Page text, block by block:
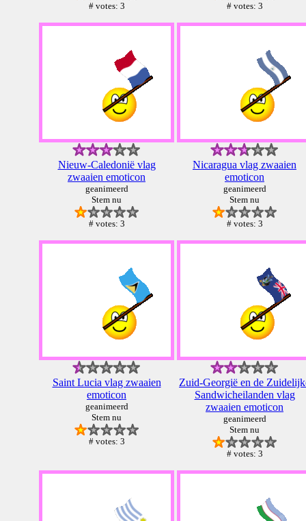
# votes: 3 # votes: 3
Nieuw-Caledonië vlag
zwaaien emoticon
geanimeerd
Stem nu
# votes: 3
Nicaragua vlag zwaaien
emoticon
geanimeerd
Stem nu
# votes: 3
Saint Lucia vlag zwaaien
emoticon
geanimeerd
Stem nu
# votes: 3
Zuid-Georgië en de
Sandwicheilanden vlag
zwaaien emoticon
geanimeerd
Stem nu
# votes: 3